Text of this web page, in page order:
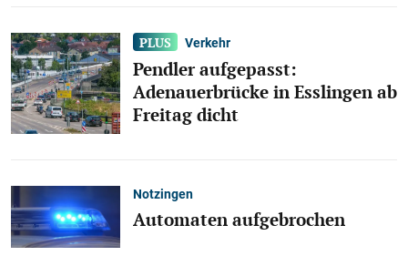
Verkehr
Pendler aufgepasst:
Adenauerbrücke in Esslingen ab
Freitag dicht
Notzingen
Automaten aufgebrochen